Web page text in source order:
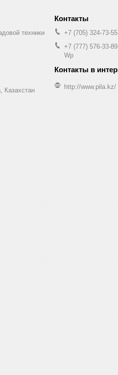
техники
Казахстан
+7 (705) 324-73-55
+7 (777) 576-33-89
Wp
http://www.pila.kz/